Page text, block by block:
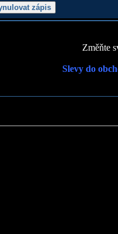
Změňte
Slevy do